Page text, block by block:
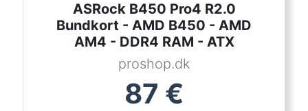
ASRock B450 Pro4 R2.0
Bundkort - AMD B450 - AMD
AM4 - DDR4 RAM - ATX
proshop.dk
87 €